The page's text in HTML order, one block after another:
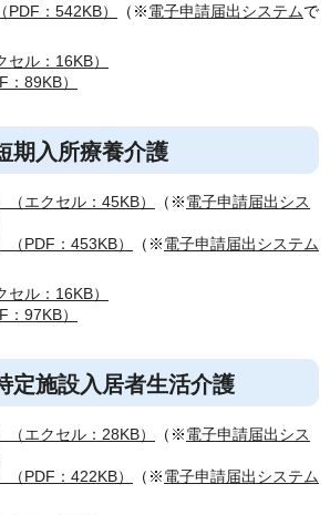
：542KB）
（※電子申請届出システムで
ル：16KB）
89KB）
期入所療養介護
エクセル：45KB） （※電子申請届出シス
PDF：453KB）
（※電子申請届出システム
ル：16KB）
97KB）
定施設入居者生活介護
エクセル：28KB） （※電子申請届出シス
PDF：422KB）
（※電子申請届出システム